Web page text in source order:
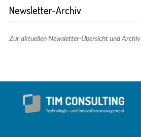
Newsletter-Archiv
Zur aktuellen Newsletter-Übersicht und Archiv